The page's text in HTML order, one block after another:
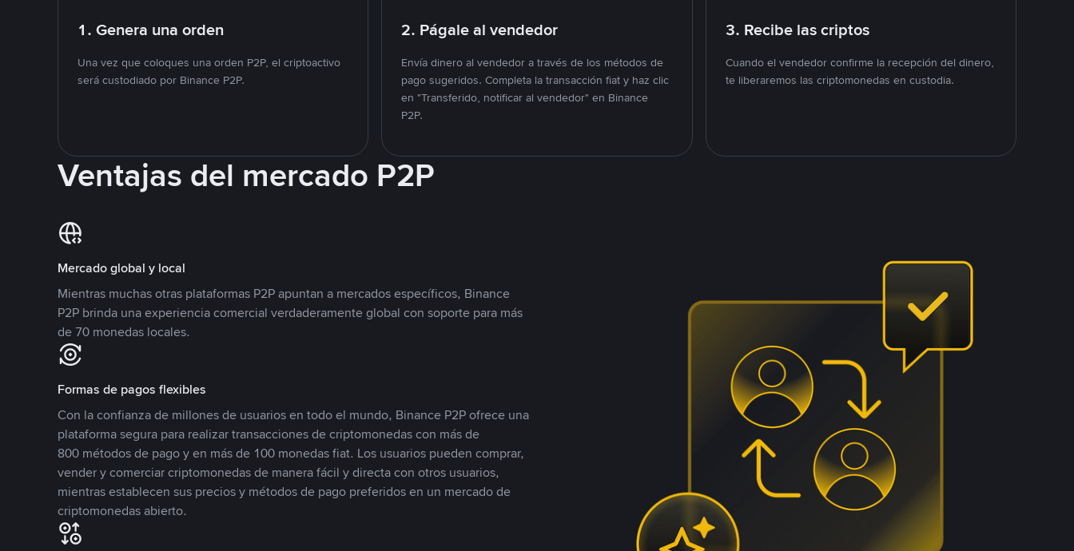
1. Genera una orden
Una vez que coloques una orden P2P, el criptoactivo
será custodiado por Binance P2P.
2. Págale al vendedor
Envía dinero al vendedor a través de los métodos de
pago sugeridos. Completa la transacción fiat y haz clic
en "Transferido, notificar al vendedor" en Binance
P2P.
3. Recibe las criptos
Cuando el vendedor confirme la recepción del dinero,
te liberaremos las criptomonedas en custodia.
Ventajas del mercado P2P
Mercado global y local
Mientras muchas otras plataformas P2P apuntan a mercados específicos, Binance
P2P brinda una experiencia comercial verdaderamente global con soporte para más
de 70 monedas locales.
Formas de pagos flexibles
Con la confianza de millones de usuarios en todo el mundo, Binance P2P ofrece una
plataforma segura para realizar transacciones de criptomonedas con más de
800 métodos de pago y en más de 100 monedas fiat. Los usuarios pueden comprar,
vender y comerciar criptomonedas de manera fácil y directa con otros usuarios,
mientras establecen sus precios y métodos de pago preferidos en un mercado de
criptomonedas abierto.